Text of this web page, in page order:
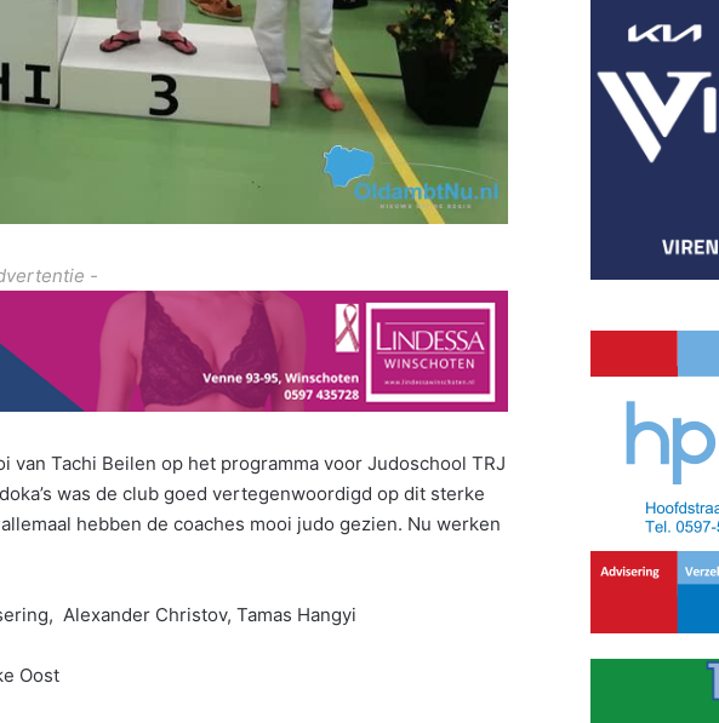
-
Tachi Beilen op het programma voor Judoschool TRJ
was de club goed vertegenwoordigd op dit sterke
hebben de coaches mooi judo gezien. Nu werken
Alexander Christov, Tamas Hangyi
Oost